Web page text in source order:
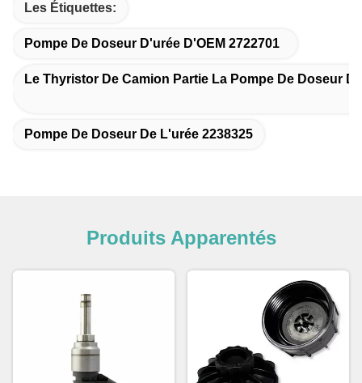
Les Étiquettes:
Pompe De Doseur D'urée D'OEM 2722701
Le Thyristor De Camion Partie La Pompe De Doseur
Pompe De Doseur De L'urée 2238325
Produits Apparentés